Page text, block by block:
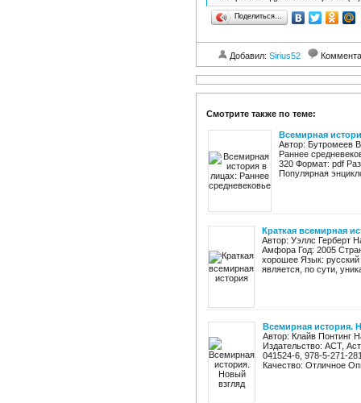
Поделиться…
Добавил: Sirius52
Смотрите также по теме:
Всемирная
Автор: Бутромеев
Раннее
320 Формат: pdf
Популярная
Краткая всемирная
Автор: Уэллс Герберт
Амфора Год: 2005
хорошее Язык: русский
является, по сути,
Всемирная история.
Автор: Клайв Понтинг
Издательство: АСТ,
041524-6, 978-5-271-
Качество: Отличное